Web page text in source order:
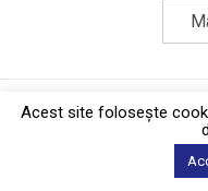
Politica de
Acest site foloseşte